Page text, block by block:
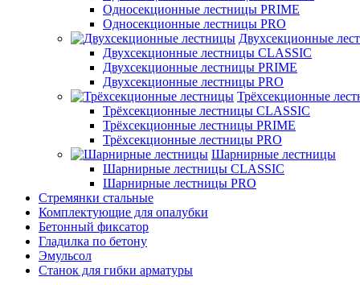
Односекционные лестницы PRIME
Односекционные лестницы PRO
Двухсекционные
Двухсекционные лестницы CLASSIC
Двухсекционные лестницы PRIME
Двухсекционные лестницы PRO
Трёхсекционные
Трёхсекционные лестницы CLASSIC
Трёхсекционные лестницы PRIME
Трёхсекционные лестницы PRO
Шарнирные лестницы
Шарнирные лестницы CLASSIC
Шарнирные лестницы PRO
Стремянки стальные
Комплектующие для опалубки
Бетонный фиксатор
Гладилка по бетону
Эмульсол
Станок для гибки арматуры